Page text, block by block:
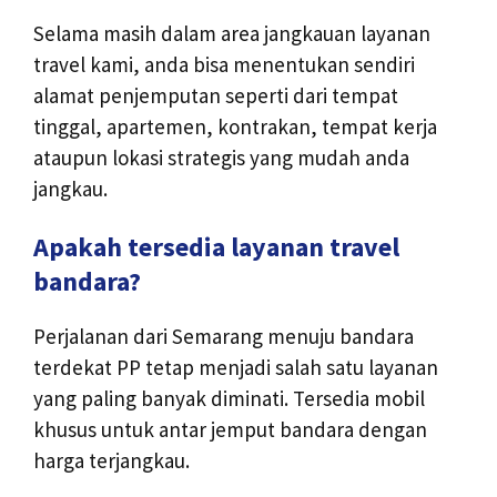
Selama masih dalam area jangkauan layanan
travel kami, anda bisa menentukan sendiri
alamat penjemputan seperti dari tempat
tinggal, apartemen, kontrakan, tempat kerja
ataupun lokasi strategis yang mudah anda
jangkau.
Apakah tersedia layanan travel
bandara?
Perjalanan dari Semarang menuju bandara
terdekat PP tetap menjadi salah satu layanan
yang paling banyak diminati. Tersedia mobil
khusus untuk antar jemput bandara dengan
harga terjangkau.